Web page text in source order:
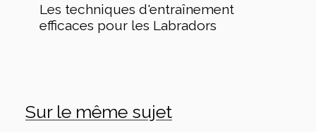
Les techniques d'entraînement
efficaces pour les Labradors
Sur le même sujet